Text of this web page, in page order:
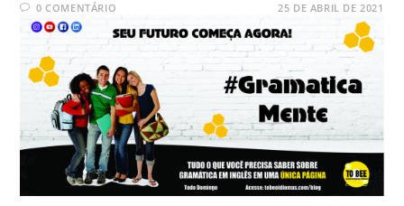
0 COMENTÁRIO 25 DE ABRIL DE 2021